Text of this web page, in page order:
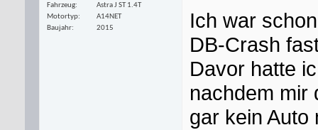
Fahrzeug
Astra J ST 1.4T
Motortyp
A14NET
Baujahr
2015
Ich war
DB-Crash
Davor hatte
nachdem mir
gar kein Auto